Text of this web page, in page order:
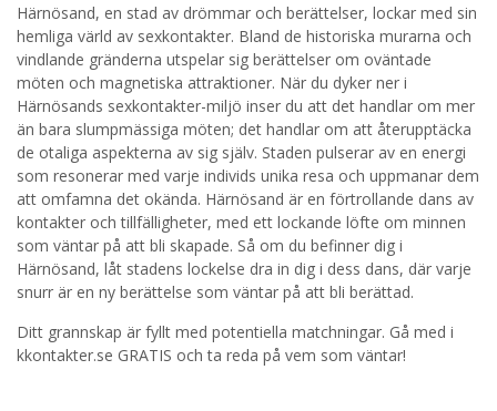
Genom att registrera godkänner jag Villkorenoch
Sekretesspolicyn. Jag godkänner att ta emot information och
reklam via e-post från hemsidans operatörer. Jag kan dra
tillbaka godkännande när jag vill.
STARTA NU!
Härnösand, en stad av drömmar och berättelser, lockar med sin
hemliga värld av sexkontakter. Bland de historiska murarna och
vindlande gränderna utspelar sig berättelser om oväntade
möten och magnetiska attraktioner. När du dyker ner i
Härnösands sexkontakter-miljö inser du att det handlar om mer
än bara slumpmässiga möten; det handlar om att återupptäcka
de otaliga aspekterna av sig själv. Staden pulserar av en energi
som resonerar med varje individs unika resa och uppmanar dem
att omfamna det okända. Härnösand är en förtrollande dans av
kontakter och tillfälligheter, med ett lockande löfte om minnen
som väntar på att bli skapade. Så om du befinner dig i
Härnösand, låt stadens lockelse dra in dig i dess dans, där varje
snurr är en ny berättelse som väntar på att bli berättad.
Ditt grannskap är fyllt med potentiella matchningar. Gå med i
kkontakter.se GRATIS och ta reda på vem som väntar!